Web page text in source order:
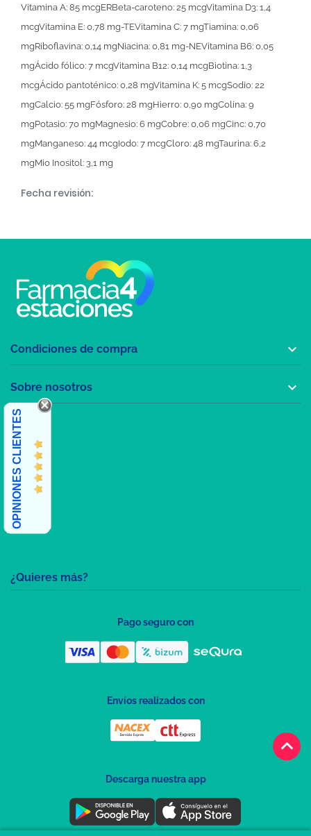
Vitamina A: 85 mcgERBeta-caroteno: 25 mcgVitamina D3: 1,4
mcgVitamina E: 0,78 mg-TEVitamina C: 7 mgTiamina: 0,06
mgRiboflavina: 0,14 mgNiacina: 0,81 mg-NEVitamina B6: 0,05
mgÁcido fólico: 7 mcgVitamina B12: 0,14 mcgBiotina: 1,3
mcgÁcido pantoténico: 0,28 mgVitamina K: 5 mcgSodio: 22
mgCalcio: 55 mgFósforo: 28 mgHierro: 0,90 mgColina: 9
mgPotasio: 70 mgMagnesio: 6 mgCobre: 0,06 mgCinc: 0,70
mgManganeso: 44 mcgIodo: 7 mcgCloro: 48 mgTaurina: 6,2
mgMio Inositol: 3,1 mg
Fecha revisión:
keyboard_arrow_up
¿Quieres más?
Condiciones de compra 
Sobre nosotros 
OPINIONES CLIENTES
Pago seguro con
Envíos realizados con
Descarga nuestra app